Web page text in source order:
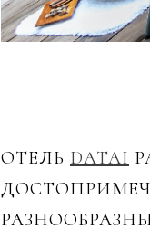
ОТЕЛЬ DATAI